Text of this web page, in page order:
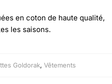
en coton de haute qualité,
les saisons.
Goldorak, Vêtements